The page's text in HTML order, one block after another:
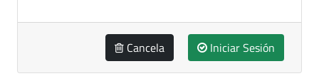
Cancela Iniciar Sesión